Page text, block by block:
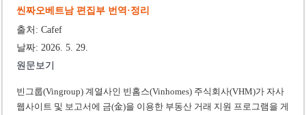
씬짜오베트남 편집부 번역·정리
출처: Cafef
날짜: 2026. 5. 29.
원문보기
빈그룹(Vingroup) 계열사인 빈홈스(Vinhomes) 주식회사(VHM)가 자사
웹사이트 및 보고서에 금(金)을 이용한 부동산 거래 지원 프로그램을 게